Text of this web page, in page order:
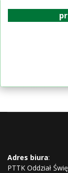
Adres biura:
PTTK Oddział